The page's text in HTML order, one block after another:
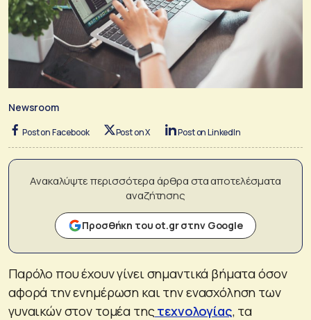
Newsroom
Post on Facebook Post on X Post on LinkedIn
Ανακαλύψτε περισσότερα άρθρα στα αποτελέσματα
αναζήτησης
Προσθήκη του ot.gr στην Google
Παρόλο που έχουν γίνει σημαντικά βήματα όσον
αφορά την ενημέρωση και την ενασχόληση των
γυναικών στον τομέα τηςτεχνολογίας, τα